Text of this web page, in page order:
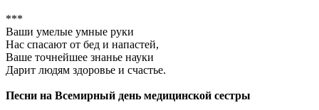
***
Ваши умелые умные руки
Нас спасают от бед и напастей,
Ваше точнейшее знанье науки
Дарит людям здоровье и счастье.
Песни на Всемирный день медицинской сестры